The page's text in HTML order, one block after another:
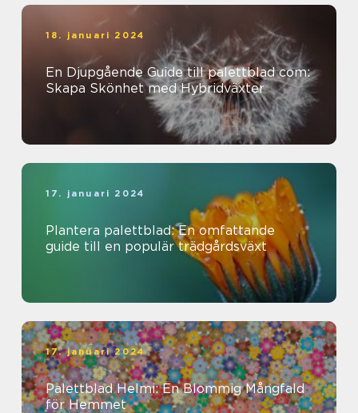
18. januari 2024
En Djupgående Guide till palettblad com:
Skapa Skönhet med Hybridväxter
17. januari 2024
Plantera palettblad: En omfattande
guide till en populär trädgårdsväxt
17. januari 2024
Palettblad Helmi: En Blommig Mångfald
för Hemmet